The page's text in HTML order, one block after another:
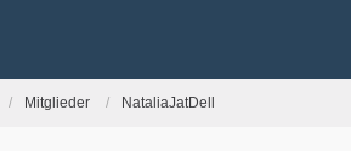
Mitglieder NataliaJatDell